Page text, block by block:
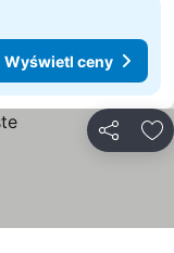
Wyświetl ceny